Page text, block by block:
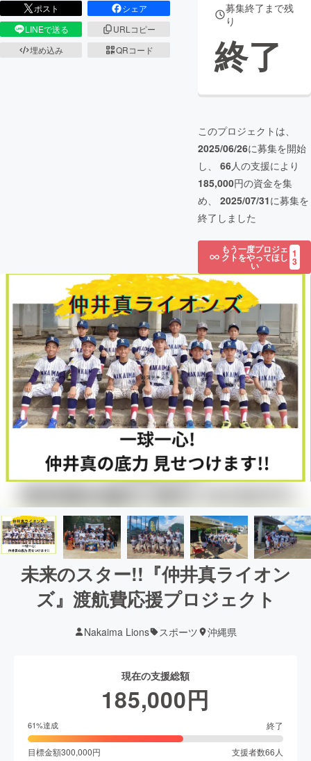
ポスト
シェア
LINEで送る
URLコピー
埋め込み
QRコード
募集終了まで残
り
終了
このプロジェクトは、
2025/06/26に募集を開始
し、 66人の支援により
185,000円の資金を集
め、 2025/07/31に募集を
終了しました
もう一度プロジェ
クトをやってほし
い
1
3
未来のスター!!『仲井真ライオン
ズ』渡航費応援プロジェクト
Nakaima Lions スポーツ 沖縄県
現在の支援総額
185,000円
61%達成 終了
目標金額300,000円 支援者数66 人